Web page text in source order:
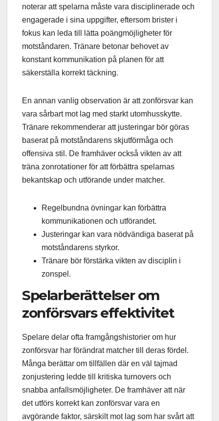
noterar att spelarna måste vara disciplinerade och
engagerade i sina uppgifter, eftersom brister i
fokus kan leda till lätta poängmöjligheter för
motståndaren. Tränare betonar behovet av
konstant kommunikation på planen för att
säkerställa korrekt täckning.
En annan vanlig observation är att zonförsvar kan
vara sårbart mot lag med starkt utomhusskytte.
Tränare rekommenderar att justeringar bör göras
baserat på motståndarens skjutförmåga och
offensiva stil. De framhäver också vikten av att
träna zonrotationer för att förbättra spelarnas
bekantskap och utförande under matcher.
Regelbundna övningar kan förbättra
kommunikationen och utförandet.
Justeringar kan vara nödvändiga baserat på
motståndarens styrkor.
Tränare bör förstärka vikten av disciplin i
zonspel.
Spelarberättelser om
zonförsvars effektivitet
Spelare delar ofta framgångshistorier om hur
zonförsvar har förändrat matcher till deras fördel.
Många berättar om tillfällen där en väl tajmad
zonjustering ledde till kritiska turnovers och
snabba anfallsmöjligheter. De framhäver att när
det utförs korrekt kan zonförsvar vara en
avgörande faktor, särskilt mot lag som har svårt att